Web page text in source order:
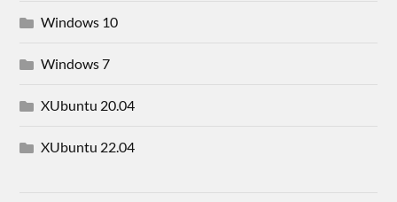
Windows 10
Windows 7
XUbuntu 20.04
XUbuntu 22.04